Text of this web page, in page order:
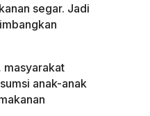
segar. Jadi
masyarakat
anak-anak